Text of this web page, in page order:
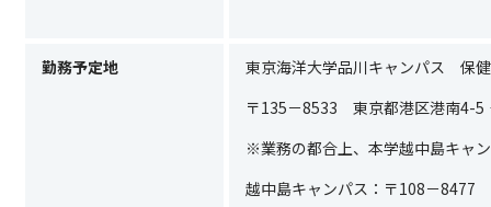
勤務予定地
東京海洋大学品川キャンパス 保
〒135－8533 東京都港区港南4-
※業務の都合上、本学越中島キャ
越中島キャンパス：〒108－8477